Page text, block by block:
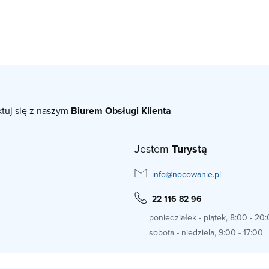
się z naszym Biurem Obsługi Klienta
Jestem Turystą
info@nocowanie.pl
22 116 82 96
poniedziałek - piątek, 8:00 -
sobota - niedziela, 9:00 - 17:00